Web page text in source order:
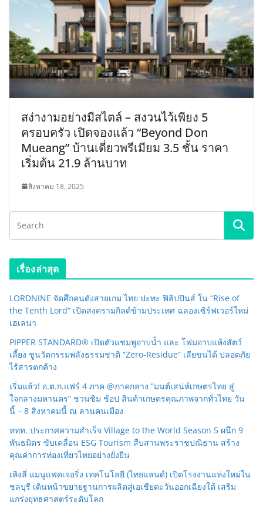
สง่างามอย่างมีสไตล์ – สงวนไว้เพียง 5
ครอบครัว เปิดจองแล้ว “Beyond Don
Mueang” บ้านเดี่ยวพรีเมียม 3.5 ชั้น ราคา
เริ่มต้น 21.9 ล้านบาท
สิงหาคม 18, 2025
เรื่องล่าสุด
LORDNINE จัดศึกคนดังสายเกม ไทย ปะทะ ฟิลิปปินส์ ใน “Rise of
the Tenth Lord” เปิดสงครามกิลด์ข้ามประเทศ ฉลองเซิร์ฟเวอร์ใหม่
เฮเลนา
PIPPER STANDARD® เปิดตัวแชมพูอาบน้ำ และ โฟมอาบแห้งสัตว์
เลี้ยง ชูนวัตกรรมพลังธรรมชาติ “Zero-Residue” เลียขนได้ ปลอดภัย
ไร้สารตกค้าง
เริ่มแล้ว! อ.ต.ก.แฟร์ 4 ภาค @ภาคกลาง “มนต์เสน่ห์เกษตรไทย สู่
ใจกลางมหานคร” ชวนชิม ช้อป สินค้าเกษตรคุณภาพจากทั่วไทย วัน
นี้ – 8 สิงหาคมนี้ ณ ลานคนเมือง
ททท. ประกาศความสำเร็จ Village to the World Season 5 ผนึก 9
พันธมิตร ขับเคลื่อน ESG Tourism สืบสานพระราชปณิธาน สร้าง
คุณค่าการท่องเที่ยวไทยอย่างยั่งยืน
เหิงลี่ แมนูแฟคเจอริ่ง เทคโนโลยี (ไทยแลนด์) เปิดโรงงานแห่งใหม่ใน
ชลบุรี เดินหน้าขยายฐานการผลิตสู่เอเชียตะวันออกเฉียงใต้ เสริม
แกร่งยุทธศาสตร์ระดับโลก